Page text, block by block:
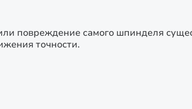
повреждение самого шпинделя
точности.